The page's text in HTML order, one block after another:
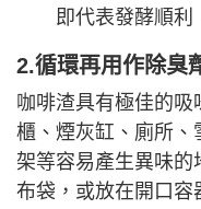
即代表發酵順利
2.循環再用作除臭
咖啡渣具有極佳的
櫃、煙灰缸、廁所、
架等容易產生異味的
布袋，或放在開口容